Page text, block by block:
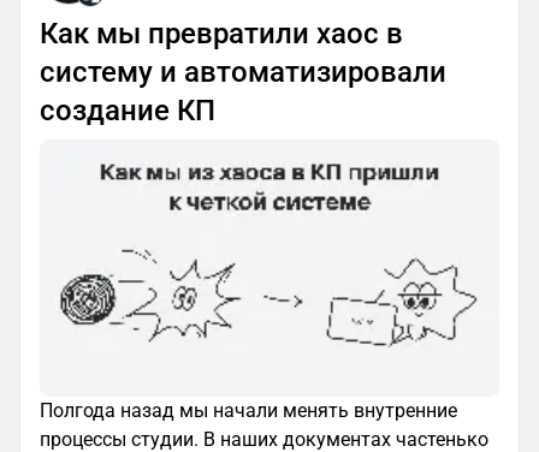
Как мы превратили хаос в
систему и автоматизировали
создание КП
Полгода назад мы начали менять внутренние
процессы студии. В наших документах частенько